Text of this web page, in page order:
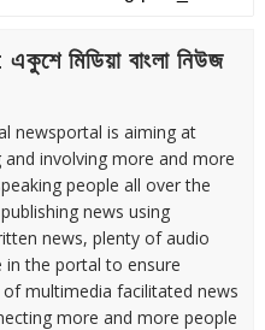
মিডিয়া বাংলা নিউজ
newsportal is aiming at
and involving more and more
people all over the
news using
news, plenty of audio
in the portal to ensure
multimedia facilitated news
more and more people